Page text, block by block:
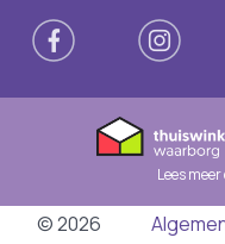
Lees
© 2026